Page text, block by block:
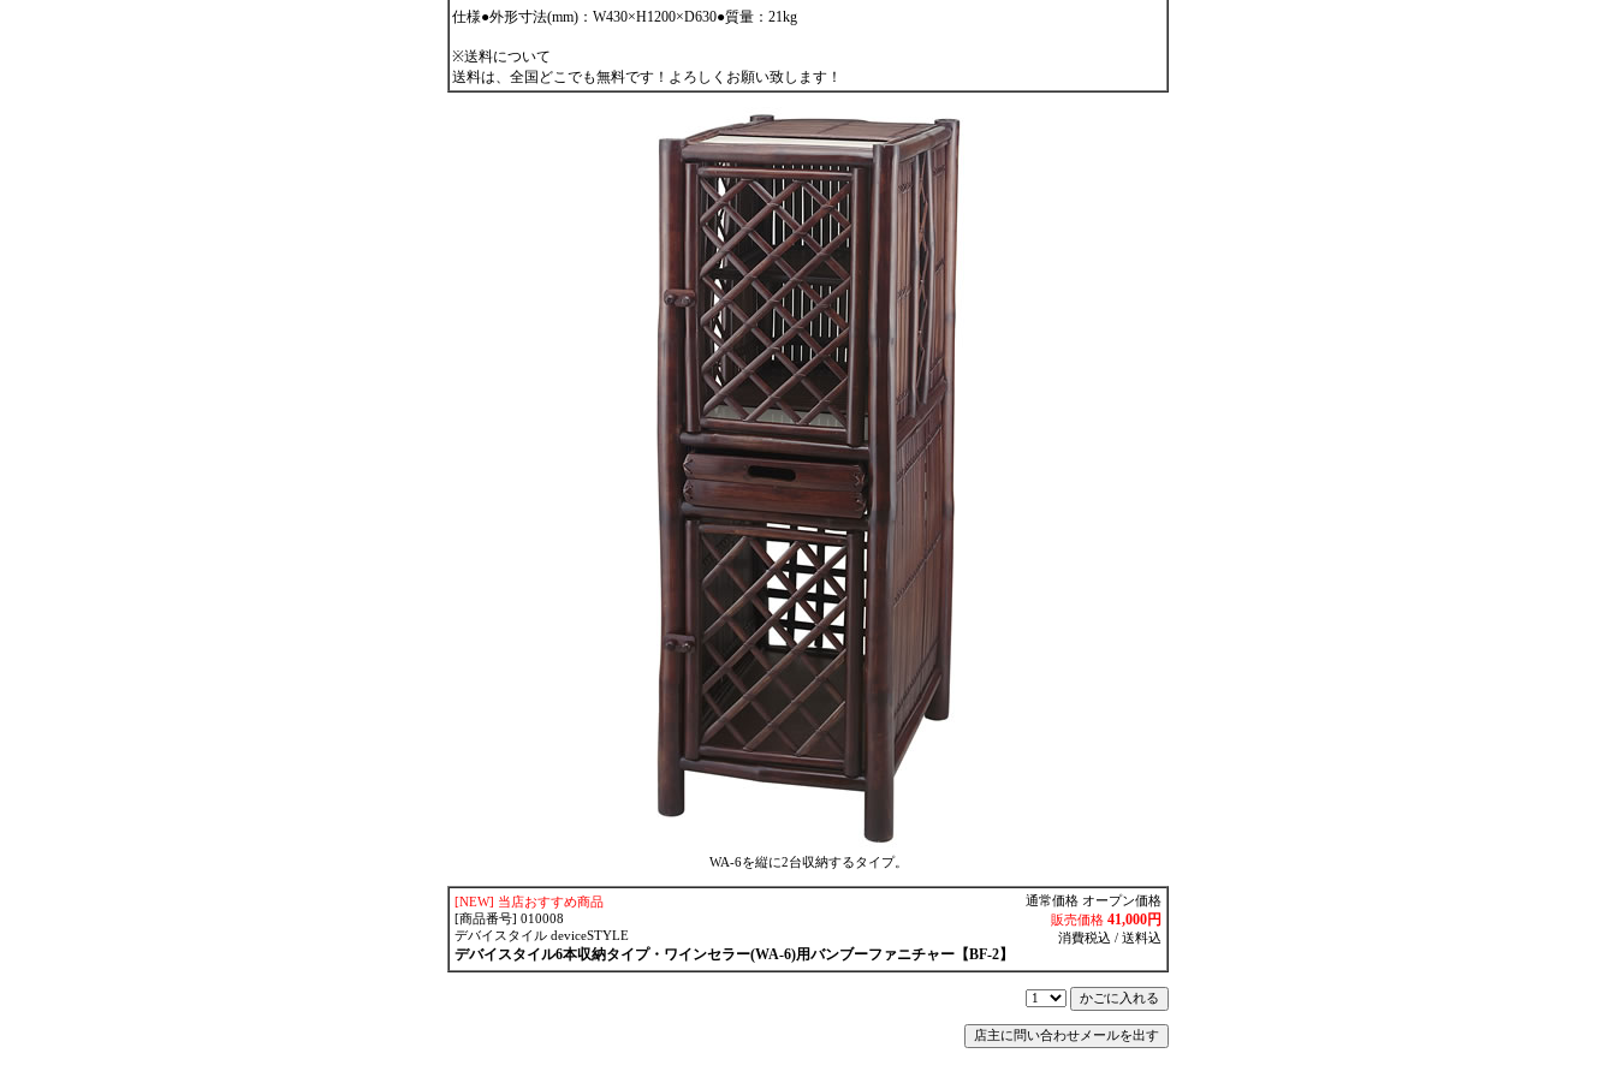
仕様●外形寸法(mm)：W430×H1200×D630●質量：21kg
※送料について
送料は、全国どこでも無料です！よろしくお願い致します！
WA-6を縦に2台収納するタイプ。
[NEW] 当店おすすめ商品
[商品番号] 010008
デバイスタイル deviceSTYLE
デバイスタイル6本収納タイプ・ワインセラー(WA-6)用バンブーファニチャー【BF-2】
通常価格 オープン価格
販売価格 41,000円
消費税込 / 送料込